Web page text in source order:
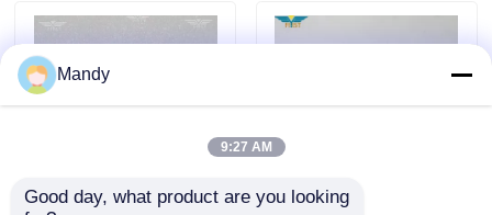
Kasus
Bagian Cetak Offset
Mandy
9:27 AM
Good day, what product are you looking